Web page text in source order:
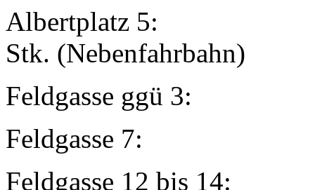
Stk. (Nebenfahrbahn)
Feldgasse
Feldgasse